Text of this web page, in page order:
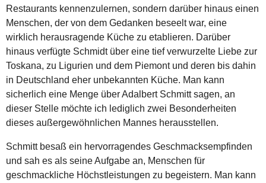
Restaurants kennenzulernen, sondern darüber hinaus einen
Menschen, der von dem Gedanken beseelt war, eine
wirklich herausragende Küche zu etablieren. Darüber
hinaus verfügte Schmidt über eine tief verwurzelte Liebe zur
Toskana, zu Ligurien und dem Piemont und deren bis dahin
in Deutschland eher unbekannten Küche. Man kann
sicherlich eine Menge über Adalbert Schmitt sagen, an
dieser Stelle möchte ich lediglich zwei Besonderheiten
dieses außergewöhnlichen Mannes herausstellen.
Schmitt besaß ein hervorragendes Geschmacksempfinden
und sah es als seine Aufgabe an, Menschen für
geschmackliche Höchstleistungen zu begeistern. Man kann